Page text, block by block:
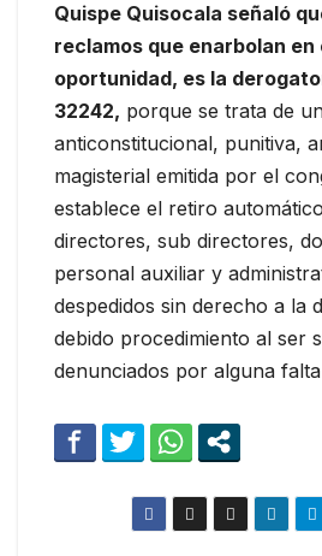
Quispe Quisocala señaló
reclamos que enarbolan en
oportunidad, es la
32242, porque se trata de
anticonstitucional, punitiva,
magisterial emitida por el
establece el retiro
directores, sub directores,
personal auxiliar y
despedidos sin derecho a la
debido procedimiento al ser
denunciados por alguna